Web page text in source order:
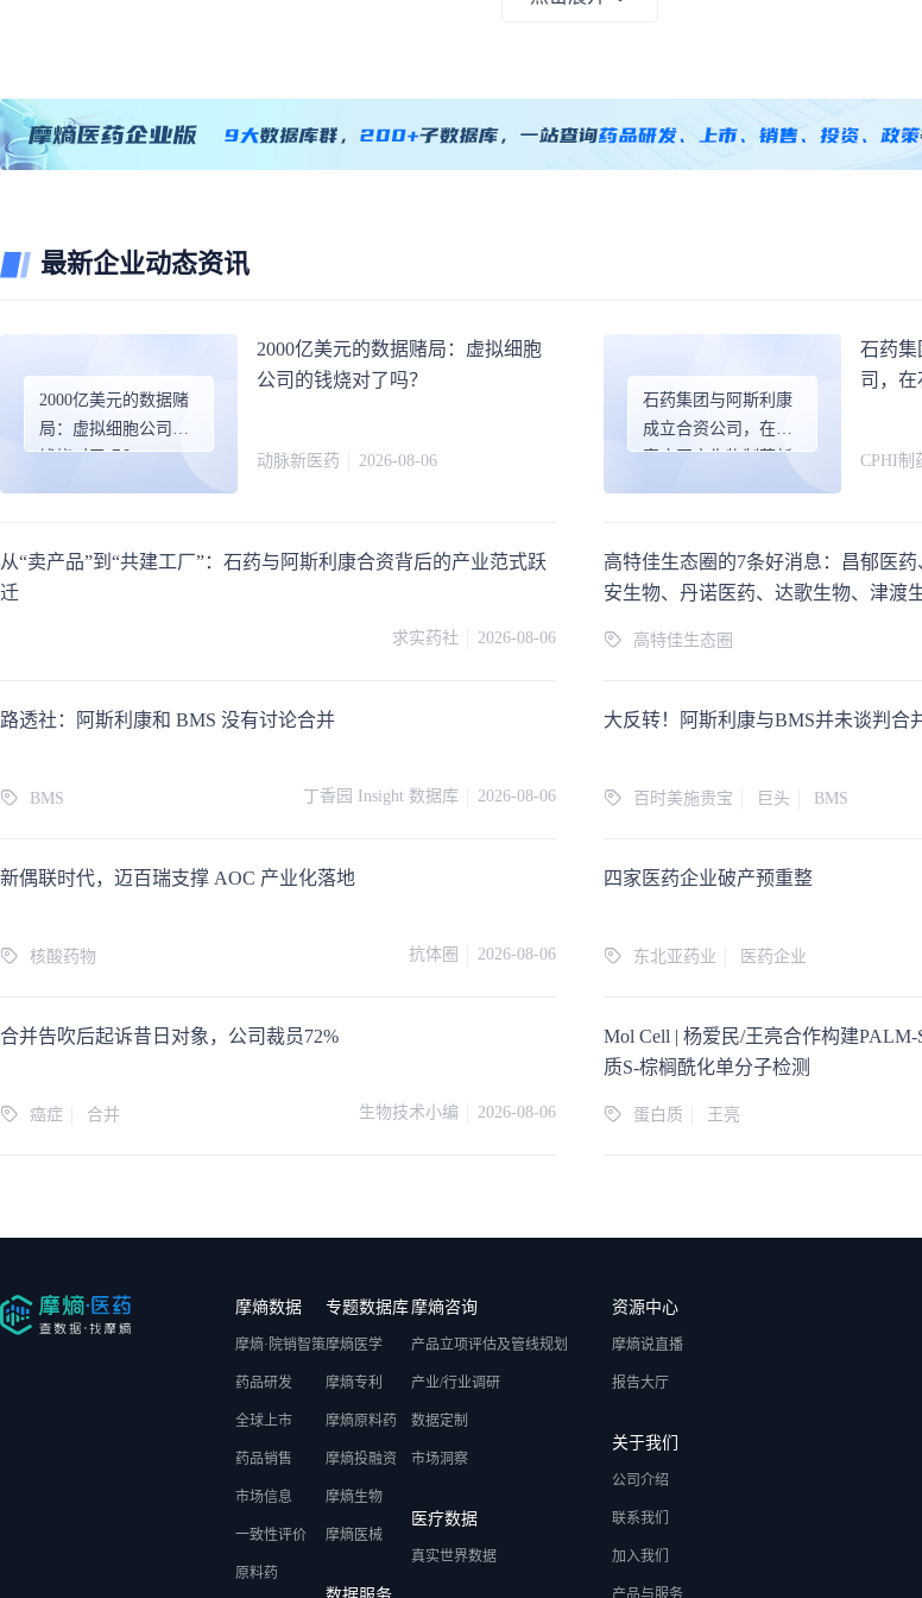
合理用药
药品说明书
最新企业动态资讯
2000亿美元的数据赌
局：虚拟细胞公司的
钱烧对了吗？
2000亿美元的数据赌局：虚拟细胞
公司的钱烧对了吗？
动脉新医药 2026-08-06
石药集团与阿斯利康
成立合资公司，在石
家庄开启生物制药新
石药集
司，
CPHI制
从“卖产品”到“共建工厂”：石药与阿斯利康合资背后的产业范式跃
迁
求实药社 2026-08-06
高特佳生态圈的7条好消息：昌郁医
安生物、丹诺医药、达歌生物、津渡
高特佳生态圈
路透社：阿斯利康和 BMS 没有讨论合并
BMS 丁香园 Insight 数据库 2026-08-06
大反转！阿斯利康与BMS并未谈判合
百时美施贵宝 巨头 BMS
新偶联时代，迈百瑞支撑 AOC 产业化落地
核酸药物 抗体圈 2026-08-06
四家医药企业破产预重整
东北亚药业 医药企业
合并告吹后起诉昔日对象，公司裁员72%
癌症 合并 生物技术小编 2026-08-06
Mol Cell | 杨爱民/王亮合作构建
质S-棕榈酰化单分子检测
蛋白质 王亮
摩熵数据
摩熵·院销智策
药品研发
全球上市
药品销售
市场信息
一致性评价
原料药
专题数据库
摩熵医学
摩熵专利
摩熵原料药
摩熵投融资
摩熵生物
摩熵医械
数据服务
摩熵咨询
产品立项评估及管线规划
产业/行业调研
数据定制
市场洞察
医疗数据
真实世界数据
资源中心
摩熵说直播
报告大厅
关于我们
公司介绍
联系我们
加入我们
产品与服务